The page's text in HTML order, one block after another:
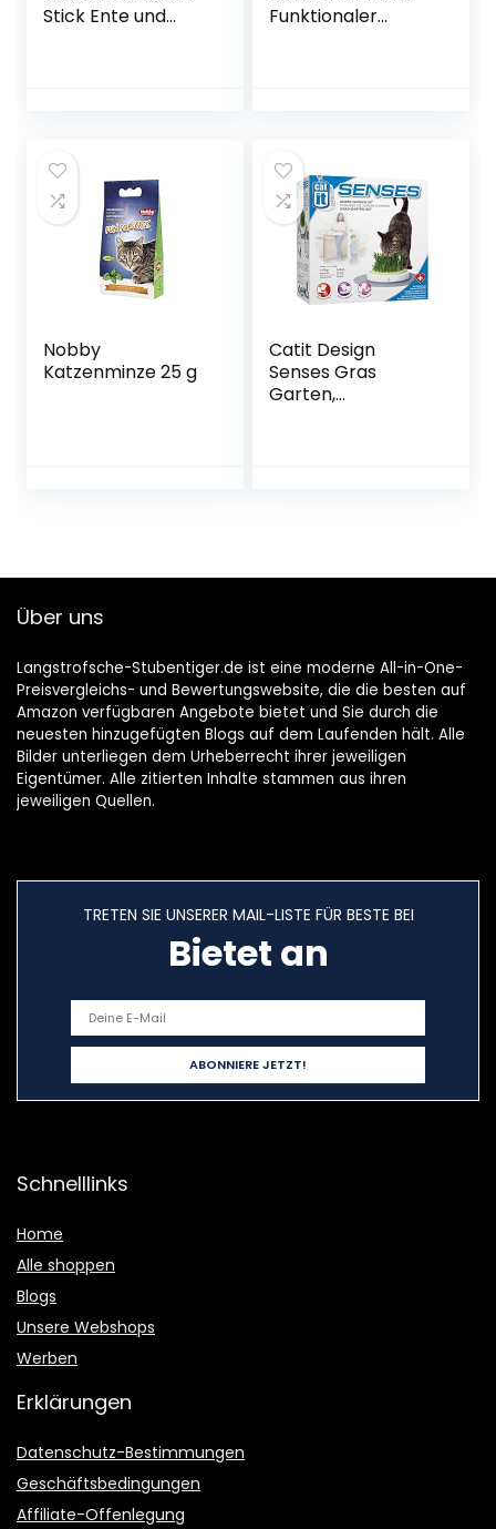
Stick Ente und
Funktionaler
Nobby
Katzenminze 25 g
Catit Design
Senses Gras
Garten,
Über uns
Langstrofsche-Stubentiger.de ist eine moderne All-in-One-
Preisvergleichs- und Bewertungswebsite, die die besten auf
Amazon verfügbaren Angebote bietet und Sie durch die
neuesten hinzugefügten Blogs auf dem Laufenden hält. Alle
Bilder unterliegen dem Urheberrecht ihrer jeweiligen
Eigentümer. Alle zitierten Inhalte stammen aus ihren
jeweiligen Quellen.
TRETEN SIE UNSERER MAIL-LISTE FÜR BESTE BEI
Bietet an
Schnelllinks
Home
Alle shoppen
Blogs
Unsere Webshops
Werben
Erklärungen
Datenschutz-Bestimmungen
Geschäftsbedingungen
Affiliate-Offenlegung